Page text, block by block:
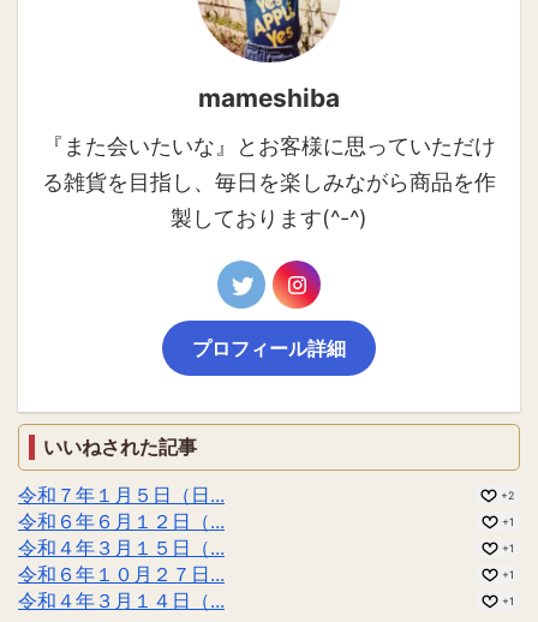
mameshiba
『また会いたいな』とお客様に思っていただけ
る雑貨を目指し、毎日を楽しみながら商品を作
製しております(^-^)
プロフィール詳細
いいねされた記事
令和７年１月５日（日...
+2
令和６年６月１２日（... +1
令和４年３月１５日（... +1
令和６年１０月２７日... +1
令和４年３月１４日（... +1